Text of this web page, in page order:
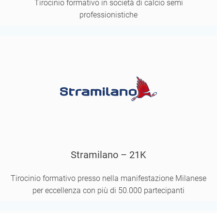
Tirocinio formativo in società di calcio semi
professionistiche
Stramilano – 21K
Tirocinio formativo presso nella manifestazione Milanese
per eccellenza con più di 50.000 partecipanti